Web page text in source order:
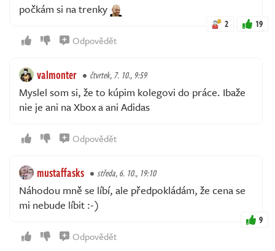
počkám si na trenky
2 19
Odpovědět
valmonter čtvrtek, 7. 10., 9:59
Myslel som si, že to kúpim kolegovi do práce. Ibaže
nie je ani na Xbox a ani Adidas
Odpovědět
mustaffasks středa, 6. 10., 19:10
Náhodou mně se líbí, ale předpokládám, že cena se
mi nebude líbit :-)
9
Odpovědět